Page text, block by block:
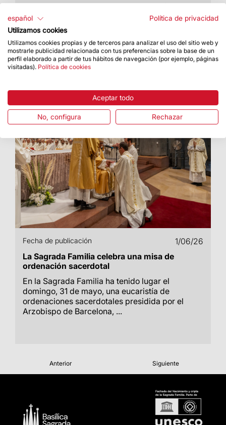
espiritual y patrimonial de la Basílica
Fecha de publicación
1/06/26
La Sagrada Familia celebra una misa de
ordenación sacerdotal
En la Sagrada Familia ha tenido lugar el
domingo, 31 de mayo, una eucaristía de
ordenaciones sacerdotales presidida por el
Arzobispo de Barcelona, ...
Anterior Siguiente
español
Política de privacidad
Utilizamos cookies
Utilizamos cookies propias y de terceros para analizar el uso del sitio web y
mostrarle publicidad relacionada con tus preferencias sobre la base de un
perfil elaborado a partir de tus hábitos de navegación (por ejemplo, páginas
visitadas). Política de cookies
Aceptar todo
No, configura Rechazar